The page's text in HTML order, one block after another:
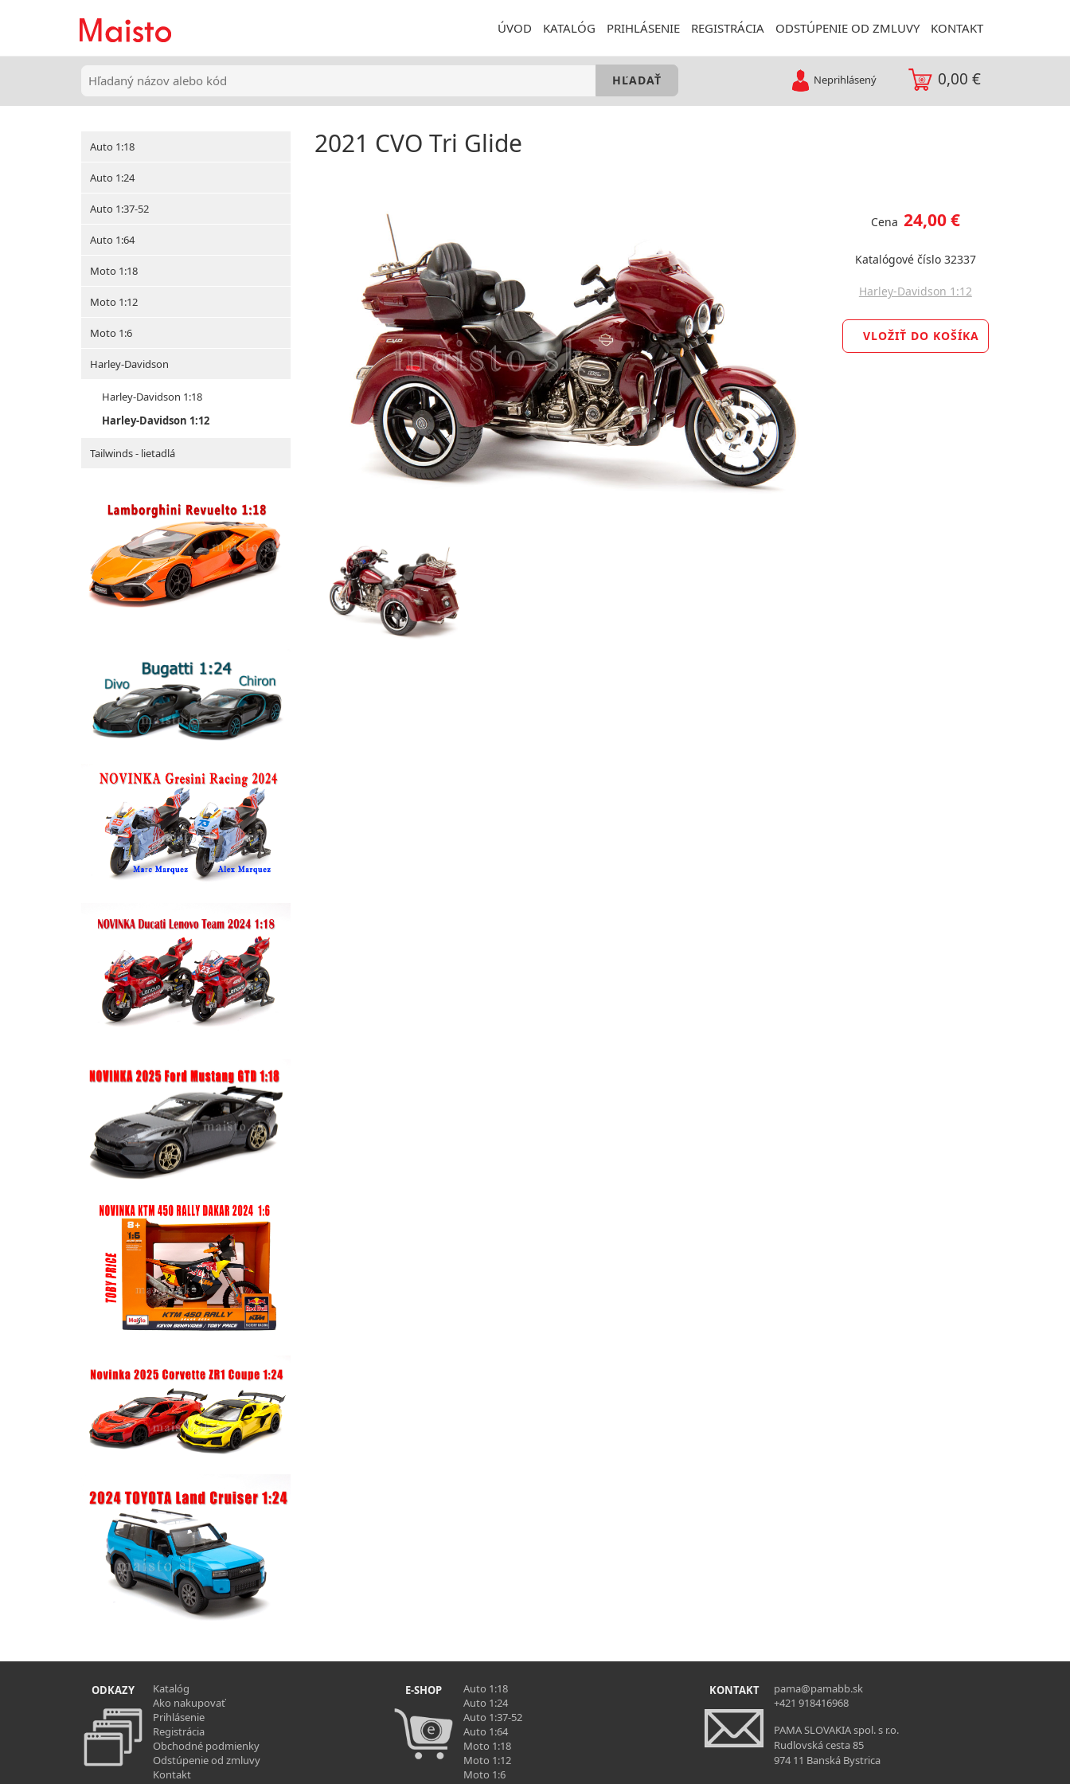
ÚVOD KATALÓG PRIHLÁSENIE REGISTRÁCIA ODSTÚPENIE OD ZMLUVY KONTAKT
0,00 €
Neprihlásený
Auto 1:18
Auto 1:24
Auto 1:37-52
Auto 1:64
Moto 1:18
Moto 1:12
Moto 1:6
Harley-Davidson
Harley-Davidson 1:18
Harley-Davidson 1:12
Tailwinds - lietadlá
2021 CVO Tri Glide
Cena 24,00 €
Katalógové číslo 32337
Harley-Davidson 1:12
ODKAZY
Katalóg
Ako nakupovať
Prihlásenie
Registrácia
Obchodné podmienky
Odstúpenie od zmluvy
Kontakt
E-SHOP
Auto 1:18
Auto 1:24
Auto 1:37-52
Auto 1:64
Moto 1:18
Moto 1:12
Moto 1:6
KONTAKT
pama@pamabb.sk
+421 918416968
PAMA SLOVAKIA spol. s r.o.
Rudlovská cesta 85
974 11 Banská Bystrica